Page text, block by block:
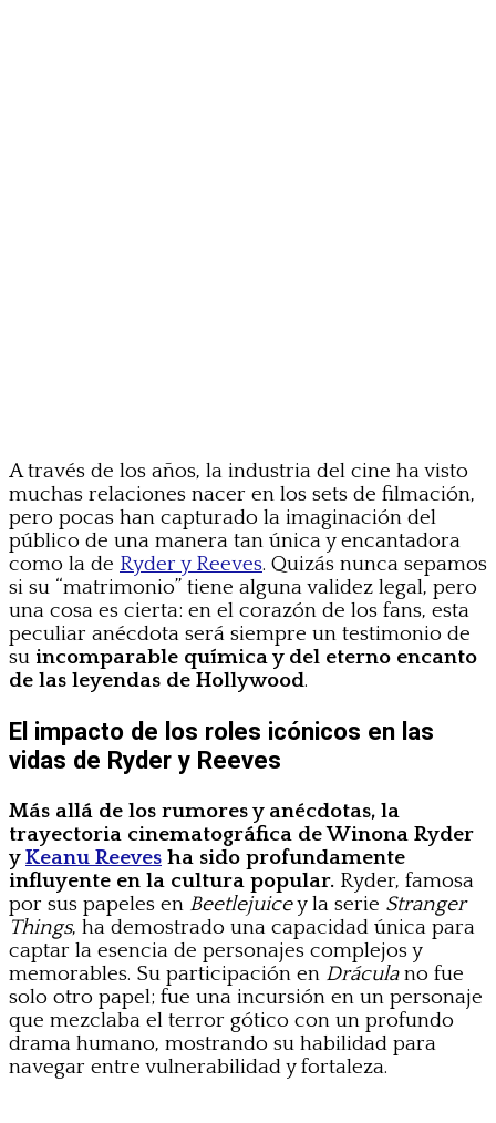
A través de los años, la industria del cine ha visto
muchas relaciones nacer en los sets de filmación,
pero pocas han capturado la imaginación del
público de una manera tan única y encantadora
como la de Ryder y Reeves. Quizás nunca sepamos
si su “matrimonio” tiene alguna validez legal, pero
una cosa es cierta: en el corazón de los fans, esta
peculiar anécdota será siempre un testimonio de
su incomparable química y del eterno encanto
de las leyendas de Hollywood.
El impacto de los roles icónicos en las
vidas de Ryder y Reeves
Más allá de los rumores y anécdotas, la
trayectoria cinematográfica de Winona Ryder
yKeanu Reeves ha sido profundamente
influyente en la cultura popular. Ryder, famosa
por sus papeles en Beetlejuicey la serie Stranger
Things, ha demostrado una capacidad única para
captar la esencia de personajes complejos y
memorables. Su participación en Dráculano fue
solo otro papel; fue una incursión en un personaje
que mezclaba el terror gótico con un profundo
drama humano, mostrando su habilidad para
navegar entre vulnerabilidad y fortaleza.